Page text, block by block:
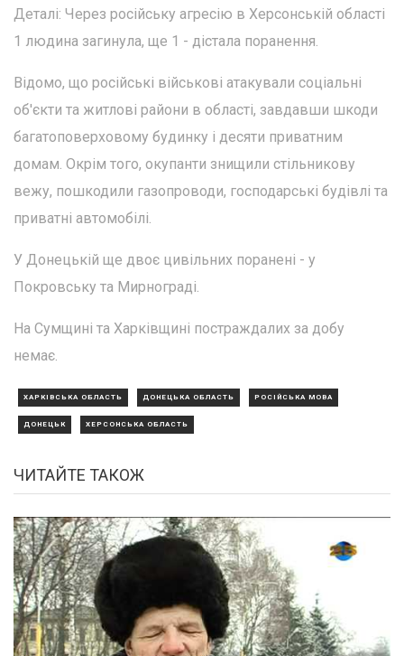
Деталі: Через російську агресію в Херсонській області
1 людина загинула, ще 1 - дістала поранення.
Відомо, що російські військові атакували соціальні
об'єкти та житлові райони в області, завдавши шкоди
багатоповерховому будинку і десяти приватним
домам. Окрім того, окупанти знищили стільникову
вежу, пошкодили газопроводи, господарські будівлі та
приватні автомобілі.
У Донецькій ще двоє цивільних поранені - у
Покровську та Мирнограді.
На Сумщині та Харківщині постраждалих за добу
немає.
ХАРКІВСЬКА ОБЛАСТЬ ДОНЕЦЬКА ОБЛАСТЬ РОСІЙСЬКА МОВА
ДОНЕЦЬК ХЕРСОНСЬКА ОБЛАСТЬ
ЧИТАЙТЕ ТАКОЖ